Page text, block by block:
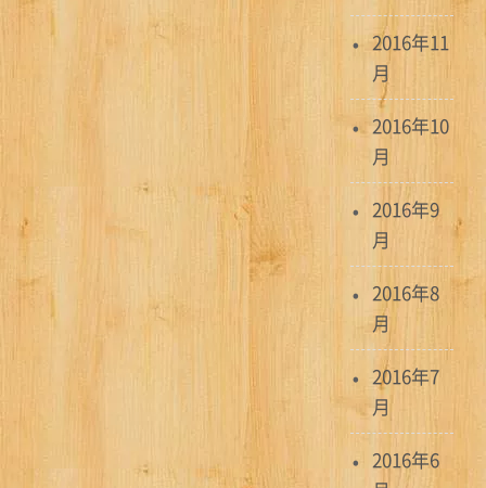
2016年11
月
2016年10
月
2016年9
月
2016年8
月
2016年7
月
2016年6